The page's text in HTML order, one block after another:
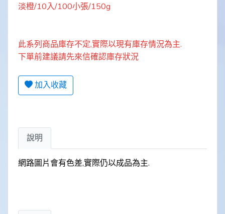
淡橙/10入/100小張/150g
此系列商品庫存不定,實際以現有庫存情況為主.
下單前建議請先來信確認庫存狀況
加入收藏
說明
網路圖片會有色差,實際仍以成品為主.